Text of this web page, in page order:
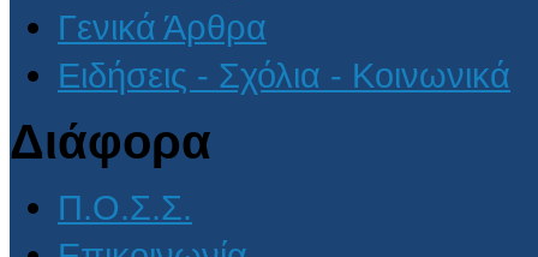
Γενικά Άρθρα
Ειδήσεις - Σχόλια - Κοινωνικά
Διάφορα
Π.Ο.Σ.Σ.